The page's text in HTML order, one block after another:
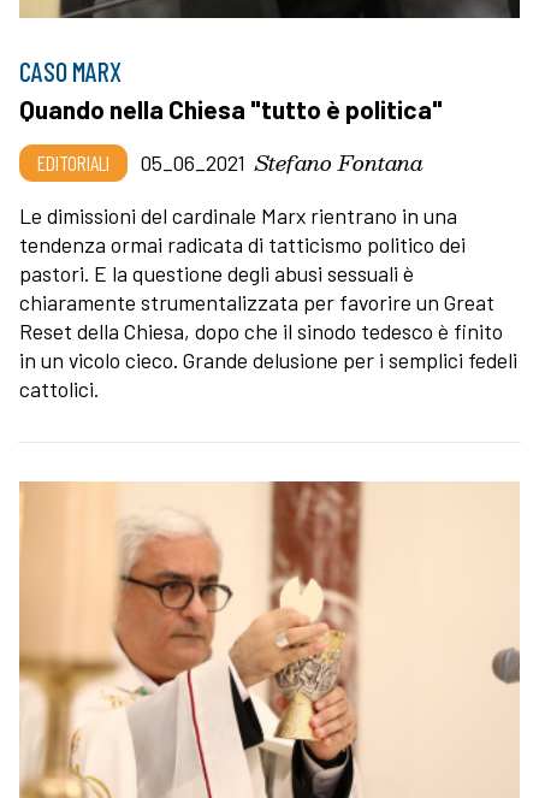
CASO MARX
Quando nella Chiesa "tutto è politica"
EDITORIALI 05_06_2021 Stefano Fontana
Le dimissioni del cardinale Marx rientrano in una
tendenza ormai radicata di tatticismo politico dei
pastori. E la questione degli abusi sessuali è
chiaramente strumentalizzata per favorire un Great
Reset della Chiesa, dopo che il sinodo tedesco è finito
in un vicolo cieco. Grande delusione per i semplici fedeli
cattolici.